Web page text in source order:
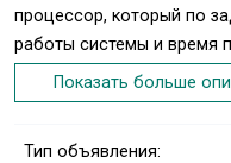
процессор, который по
работы системы и время
осуществляется от
Система может включать
Показать больше
Тип объявления: